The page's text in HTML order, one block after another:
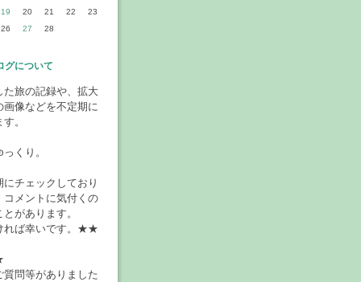
19
20 21 22
23
26
27 28
グについて
た旅の記録や、拡大
画像などを不定期に
。
くり。
チェックしており
コメントに気付くの
があります。
れば幸いです。★★
質問等がありました